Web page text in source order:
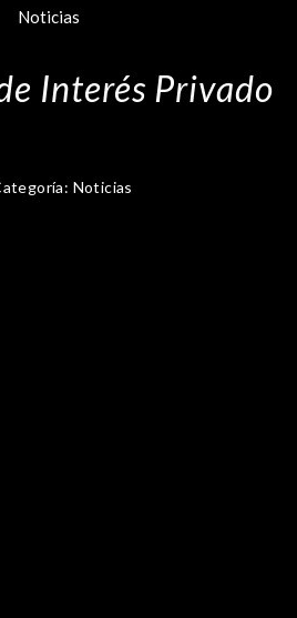
Noticias
Interés Privado
Noticias